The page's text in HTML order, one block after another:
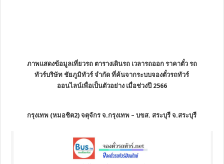
ภาพแสดงข้อมูลเที่ยวรถ ตารางเดินรถ เวลารถออก ราคาตั๋ว รถ
ทัวร์บริษัท ชัยภูมิทัวร์ จำกัด ที่ค้นจากระบบจองตั๋วรถทัวร์
ออนไลน์เพื่อเป็นตัวอย่าง เมื่อช่วงปี 2566
กรุงเทพ (หมอชิต2) จตุจักร จ.กรุงเทพ – บขส. สระบุรี จ.สระบุรี